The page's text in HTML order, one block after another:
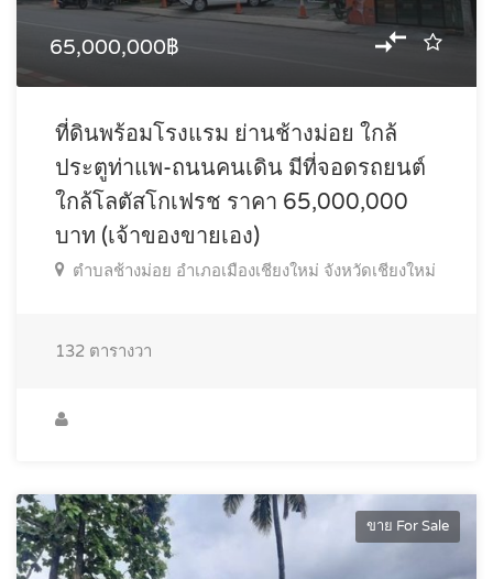
65,000,000฿
ที่ดินพร้อมโรงแรม ย่านช้างม่อย ใกล้
ประตูท่าแพ-ถนนคนเดิน มีที่จอดรถยนต์
ใกล้โลตัสโกเฟรช ราคา 65,000,000
บาท (เจ้าของขายเอง)
ตำบลช้างม่อย อำเภอเมืองเชียงใหม่ จังหวัดเชียงใหม่
132 ตารางวา
ขาย For Sale